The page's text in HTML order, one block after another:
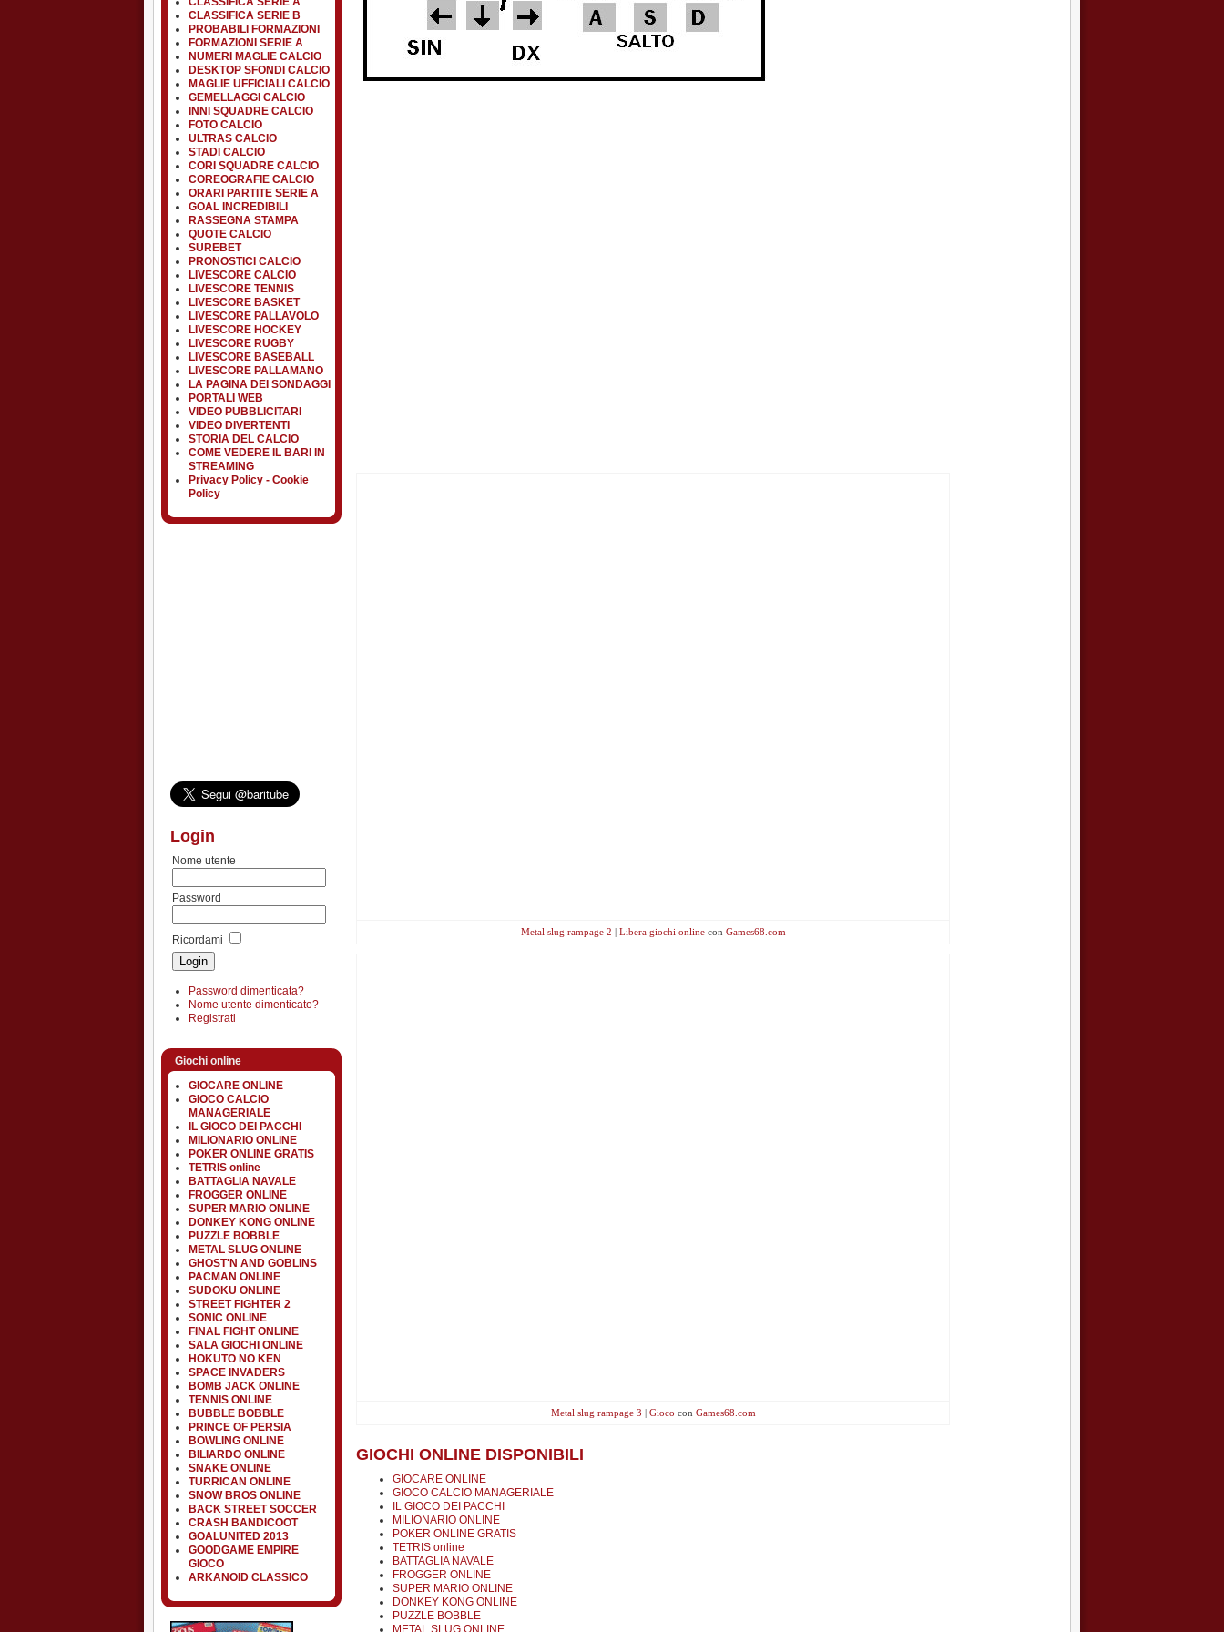
CLASSIFICA SERIE B
PROBABILI FORMAZIONI
FORMAZIONI SERIE A
NUMERI MAGLIE CALCIO
DESKTOP SFONDI CALCIO
MAGLIE UFFICIALI CALCIO
GEMELLAGGI CALCIO
INNI SQUADRE CALCIO
FOTO CALCIO
ULTRAS CALCIO
STADI CALCIO
CORI SQUADRE CALCIO
COREOGRAFIE CALCIO
ORARI PARTITE SERIE A
GOAL INCREDIBILI
RASSEGNA STAMPA
QUOTE CALCIO
SUREBET
PRONOSTICI CALCIO
LIVESCORE CALCIO
LIVESCORE TENNIS
LIVESCORE BASKET
LIVESCORE PALLAVOLO
LIVESCORE HOCKEY
LIVESCORE RUGBY
LIVESCORE BASEBALL
LIVESCORE PALLAMANO
LA PAGINA DEI SONDAGGI
PORTALI WEB
VIDEO PUBBLICITARI
VIDEO DIVERTENTI
STORIA DEL CALCIO
COME VEDERE IL BARI IN
STREAMING
Privacy Policy - Cookie
Policy
Login
Nome utente
Password
Ricordami
Password dimenticata?
Nome utente dimenticato?
Registrati
Giochi online
GIOCARE ONLINE
GIOCO CALCIO
MANAGERIALE
IL GIOCO DEI PACCHI
MILIONARIO ONLINE
POKER ONLINE GRATIS
TETRIS online
BATTAGLIA NAVALE
FROGGER ONLINE
SUPER MARIO ONLINE
DONKEY KONG ONLINE
PUZZLE BOBBLE
METAL SLUG ONLINE
GHOST'N AND GOBLINS
PACMAN ONLINE
SUDOKU ONLINE
STREET FIGHTER 2
SONIC ONLINE
FINAL FIGHT ONLINE
SALA GIOCHI ONLINE
HOKUTO NO KEN
SPACE INVADERS
BOMB JACK ONLINE
TENNIS ONLINE
BUBBLE BOBBLE
PRINCE OF PERSIA
BOWLING ONLINE
BILIARDO ONLINE
SNAKE ONLINE
TURRICAN ONLINE
SNOW BROS ONLINE
BACK STREET SOCCER
CRASH BANDICOOT
GOALUNITED 2013
GOODGAME EMPIRE
GIOCO
ARKANOID CLASSICO
Metal slug rampage 2 | Libera giochi onlinecon Games68.com
Metal slug rampage 3 | Gioco con Games68.com
GIOCHI ONLINE DISPONIBILI
GIOCARE ONLINE
GIOCO CALCIO MANAGERIALE
IL GIOCO DEI PACCHI
MILIONARIO ONLINE
POKER ONLINE GRATIS
TETRIS online
BATTAGLIA NAVALE
FROGGER ONLINE
SUPER MARIO ONLINE
DONKEY KONG ONLINE
PUZZLE BOBBLE
METAL SLUG ONLINE